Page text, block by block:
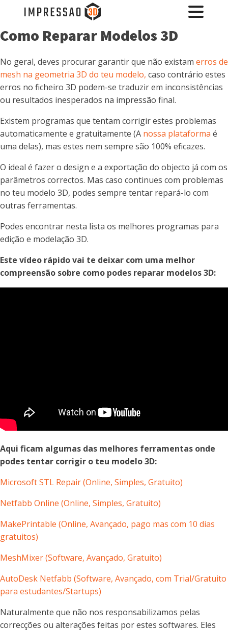
Como Reparar Modelos 3D
No geral, deves procurar garantir que não existam erros de
mesh na geometria 3D do teu modelo, caso contrário estes
erros no ficheiro 3D podem-se traduzir em inconsistências
ou resultados inesperados na impressão final.
Existem programas que tentam corrigir estes problemas
automaticamente e gratuitamente (A nossa plataforma é
uma delas), mas estes nem sempre são 100% eficazes.
O ideal é fazer o design e a exportação do objecto já com os
parâmetros correctos. Mas caso continues com problemas
no teu modelo 3D, podes sempre tentar repará-lo com
outras ferramentas.
Podes encontrar nesta lista os melhores programas para
edição e modelação 3D.
Este vídeo rápido vai te deixar com uma melhor
compreensão sobre como podes reparar modelos 3D:
Aqui ficam algumas das melhores ferramentas onde
podes tentar corrigir o teu modelo 3D:
Microsoft STL Repair (Online, Simples, Gratuito)
Netfabb Online (Online, Simples, Gratuito)
MakePrintable (Online, Avançado, pago mas com 10 dias
gratuitos)
MeshMixer (Software, Avançado, Gratuito)
AutoDesk Netfabb (Software, Avançado, com Trial/Gratuito
para estudantes/Startups)
Naturalmente que não nos responsabilizamos pelas
correcções ou alterações feitas por estes softwares. Eles